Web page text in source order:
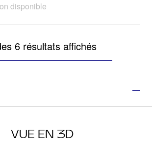
disponible
6 résultats affichés
VUE EN 3D